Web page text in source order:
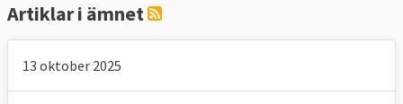
Artiklar i ämnet
13 oktober 2025